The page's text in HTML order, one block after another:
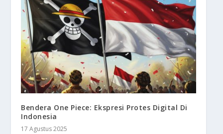
Bendera One Piece: Ekspresi Protes Digital Di
Indonesia
17 Agustus 2025